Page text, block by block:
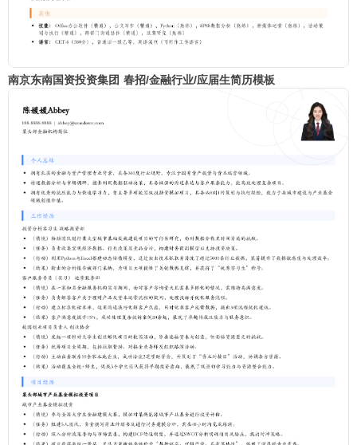
南京东南国资投资集团 春招/金融行业/应届生简历模板